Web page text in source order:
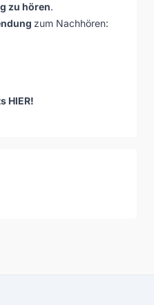
zu hören.
zum Nachhören:
HIER!